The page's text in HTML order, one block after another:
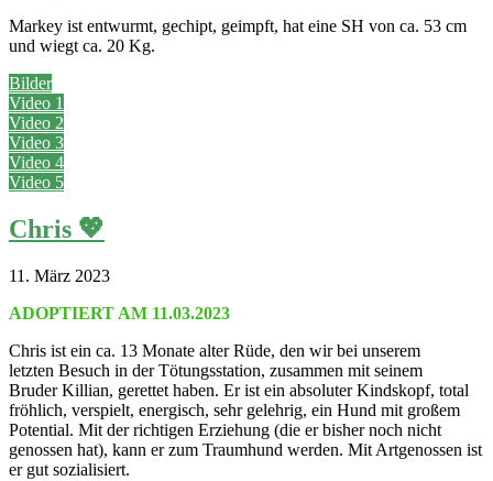
Markey ist entwurmt, gechipt, geimpft, hat eine SH von ca. 53 cm
und wiegt ca. 20 Kg.
Bilder
Video 1
Video 2
Video 3
Video 4
Video 5
Chris 💖
11. März 2023
ADOPTIERT AM 11.03.2023
Chris ist ein ca. 13 Monate alter Rüde, den wir bei unserem
letzten Besuch in der Tötungsstation, zusammen mit seinem
Bruder Killian, gerettet haben. Er ist ein absoluter Kindskopf, total
fröhlich, verspielt, energisch, sehr gelehrig, ein Hund mit großem
Potential. Mit der richtigen Erziehung (die er bisher noch nicht
genossen hat), kann er zum Traumhund werden. Mit Artgenossen ist
er gut sozialisiert.